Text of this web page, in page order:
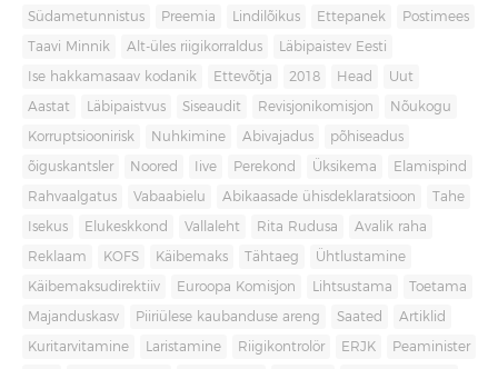
Südametunnistus Preemia Lindilõikus Ettepanek Postimees
Taavi Minnik Alt-üles riigikorraldus Läbipaistev Eesti
Ise hakkamasaav kodanik Ettevõtja 2018 Head Uut
Aastat Läbipaistvus Siseaudit Revisjonikomisjon Nõukogu
Korruptsioonirisk Nuhkimine Abivajadus põhiseadus
õiguskantsler Noored Iive Perekond Üksikema Elamispind
Rahvaalgatus Vabaabielu Abikaasade ühisdeklaratsioon Tahe
Isekus Elukeskkond Vallaleht Rita Rudusa Avalik raha
Reklaam KOFS Käibemaks Tähtaeg Ühtlustamine
Käibemaksudirektiiv Euroopa Komisjon Lihtsustama Toetama
Majanduskasv Piiriülese kaubanduse areng Saated Artiklid
Kuritarvitamine Laristamine Riigikontrolör ERJK Peaminister